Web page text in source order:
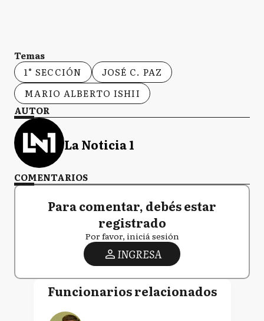
Temas
1° SECCIÓN
JOSÉ C. PAZ
MARIO ALBERTO ISHII
AUTOR
La Noticia 1
COMENTARIOS
Para comentar, debés estar
registrado
Por favor, iniciá sesión
INGRESA
Funcionarios relacionados